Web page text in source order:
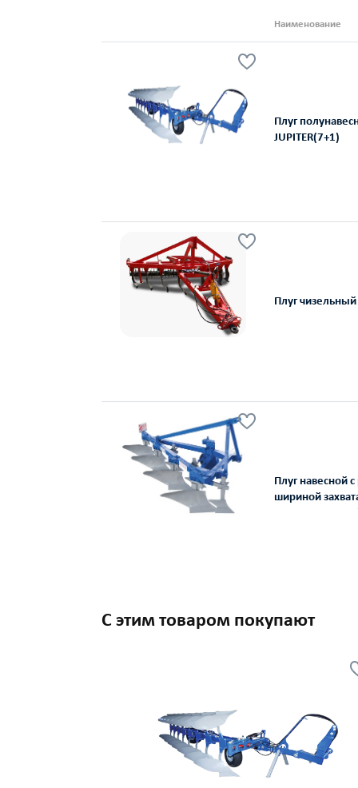
Наименование
Плуг
JUPITER(7+1)
Плуг
Плуг навесной
шириной
С этим товаром покупают